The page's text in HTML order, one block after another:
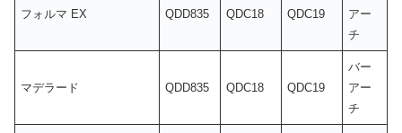
フォルマ EX QDD835 QDC18 QDC19
アー
チ
マデラード QDD835 QDC18 QDC19
バー
アー
チ